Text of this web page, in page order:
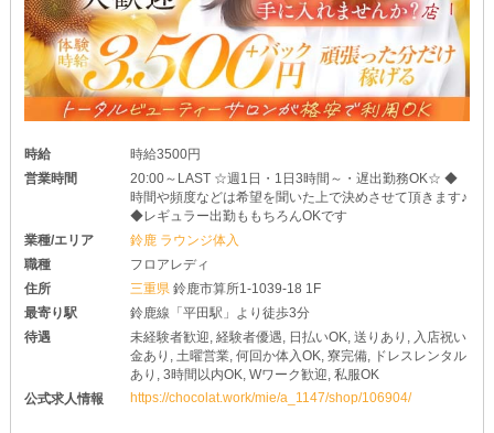
時給
時給3500円
営業時間
20:00～LAST ☆週1日・1日3時間～・遅出勤務OK☆ ◆
時間や頻度などは希望を聞いた上で決めさせて頂きます♪
◆レギュラー出勤ももちろんOKです
業種/エリア
鈴鹿 ラウンジ体入
職種
フロアレディ
住所
三重県鈴鹿市算所1-1039-18 1F
最寄り駅
鈴鹿線「平田駅」より徒歩3分
待遇
未経験者歓迎, 経験者優遇, 日払いOK, 送りあり, 入店祝い
金あり, 土曜営業, 何回か体入OK, 寮完備, ドレスレンタル
あり, 3時間以内OK, Wワーク歓迎, 私服OK
公式求人情報
https://chocolat.work/mie/a_1147/shop/106904/